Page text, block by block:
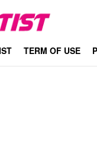
TERM OF USE